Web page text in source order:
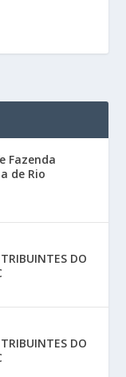
Fazenda
de Rio
DO
DO